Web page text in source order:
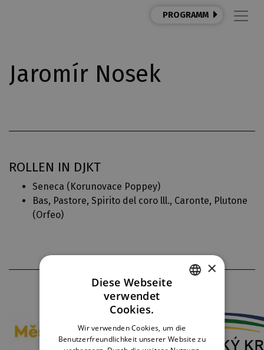
PROGRAMM
Jaromír Nosek
ROLLEN IN DJKT
Seneca (Korunovace Poppey)
Bas, Pastore, Spirito del coro lll., Caronte, Plutone
(Orfeo)
THEATERPARTNER
GERMAN
×
Diese Webseite
verwendet
Cookies.
Wir verwenden Cookies, um die
Benutzerfreundlichkeit unserer Website zu